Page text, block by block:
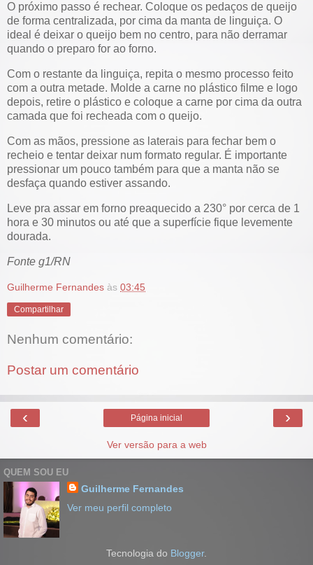
O próximo passo é rechear. Coloque os pedaços de queijo
de forma centralizada, por cima da manta de linguiça. O
ideal é deixar o queijo bem no centro, para não derramar
quando o preparo for ao forno.
Com o restante da linguiça, repita o mesmo processo feito
com a outra metade. Molde a carne no plástico filme e logo
depois, retire o plástico e coloque a carne por cima da outra
camada que foi recheada com o queijo.
Com as mãos, pressione as laterais para fechar bem o
recheio e tentar deixar num formato regular. É importante
pressionar um pouco também para que a manta não se
desfaça quando estiver assando.
Leve pra assar em forno preaquecido a 230° por cerca de 1
hora e 30 minutos ou até que a superfície fique levemente
dourada.
Fonte g1/RN
Guilherme Fernandes às 03:45
Compartilhar
Nenhum comentário:
Postar um comentário
‹ ›
Página inicial
Ver versão para a web
QUEM SOU EU
Guilherme Fernandes
Ver meu perfil completo
Tecnologia do Blogger.